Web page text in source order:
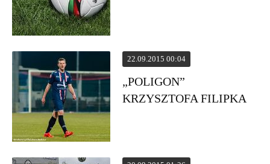
22.09.2015 00:04
„POLIGON”
KRZYSZTOFA FILIPKA